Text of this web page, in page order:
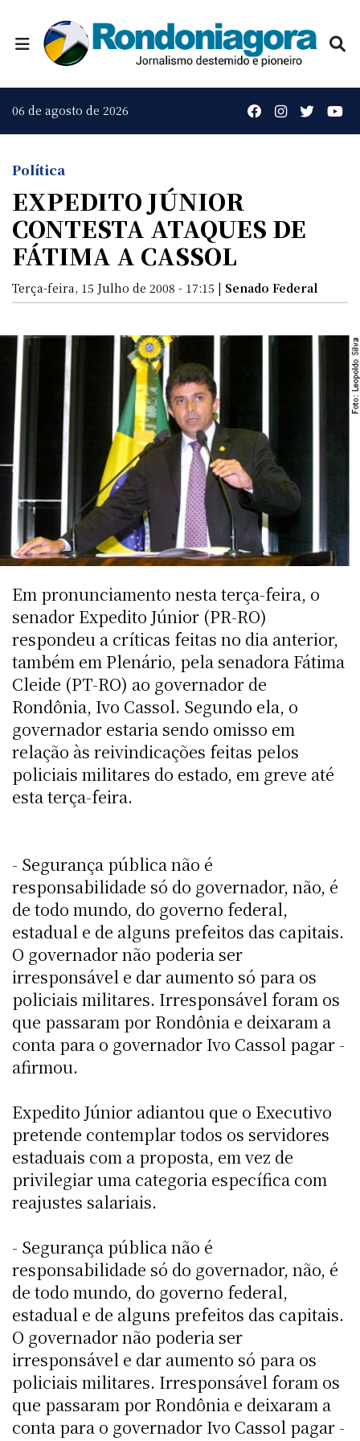
06 de agosto de 2026
Política
EXPEDITO JÚNIOR
CONTESTA ATAQUES DE
FÁTIMA A CASSOL
Terça-feira, 15 Julho de 2008 - 17:15 | Senado Federal
Em pronunciamento nesta terça-feira, o
senador Expedito Júnior (PR-RO)
respondeu a críticas feitas no dia anterior,
também em Plenário, pela senadora Fátima
Cleide (PT-RO) ao governador de
Rondônia, Ivo Cassol. Segundo ela, o
governador estaria sendo omisso em
relação às reivindicações feitas pelos
policiais militares do estado, em greve até
esta terça-feira.
- Segurança pública não é
responsabilidade só do governador, não, é
de todo mundo, do governo federal,
estadual e de alguns prefeitos das capitais.
O governador não poderia ser
irresponsável e dar aumento só para os
policiais militares. Irresponsável foram os
que passaram por Rondônia e deixaram a
conta para o governador Ivo Cassol pagar -
afirmou.
Expedito Júnior adiantou que o Executivo
pretende contemplar todos os servidores
estaduais com a proposta, em vez de
privilegiar uma categoria específica com
reajustes salariais.
- Segurança pública não é
responsabilidade só do governador, não, é
de todo mundo, do governo federal,
estadual e de alguns prefeitos das capitais.
O governador não poderia ser
irresponsável e dar aumento só para os
policiais militares. Irresponsável foram os
que passaram por Rondônia e deixaram a
conta para o governador Ivo Cassol pagar -